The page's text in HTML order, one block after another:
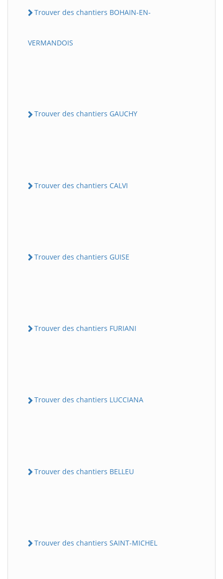
Trouver des chantiers BOHAIN-EN-
VERMANDOIS
Trouver des chantiers GAUCHY
Trouver des chantiers CALVI
Trouver des chantiers GUISE
Trouver des chantiers FURIANI
Trouver des chantiers LUCCIANA
Trouver des chantiers BELLEU
Trouver des chantiers SAINT-MICHEL